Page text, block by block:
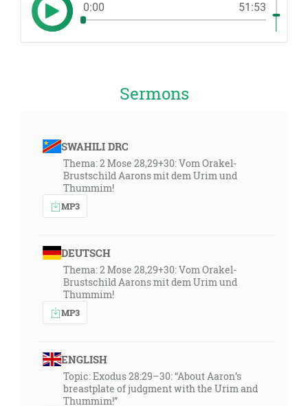
0:00 51:53
Sermons
SWAHILI DRC
Thema: 2 Mose 28,29+30: Vom Orakel-
Brustschild Aarons mit dem Urim und
Thummim!
MP3
DEUTSCH
Thema: 2 Mose 28,29+30: Vom Orakel-
Brustschild Aarons mit dem Urim und
Thummim!
MP3
ENGLISH
Topic: Exodus 28:29–30: “About Aaron’s
breastplate of judgment with the Urim and
Thummim!”